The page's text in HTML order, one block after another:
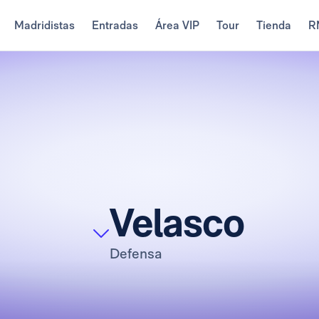
Madridistas Entradas Área VIP Tour Tienda
Velasco
Defensa